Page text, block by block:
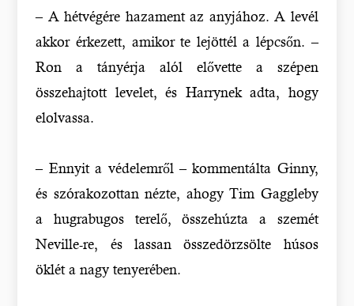
– A hétvégére hazament az anyjához. A levél
akkor érkezett, amikor te lejöttél a lépcsőn. –
Ron a tányérja alól elővette a szépen
összehajtott levelet, és Harrynek adta, hogy
elolvassa.
– Ennyit a védelemről – kommentálta Ginny,
és szórakozottan nézte, ahogy Tim Gaggleby
a hugrabugos terelő, összehúzta a szemét
Neville-re, és lassan összedörzsölte húsos
öklét a nagy tenyerében.